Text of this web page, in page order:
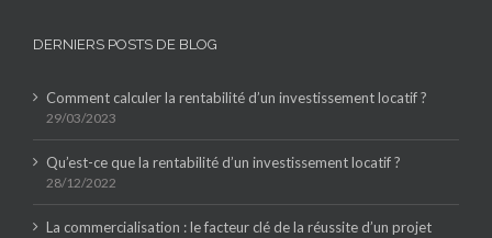
DERNIERS POSTS DE BLOG
Comment calculer la rentabilité d’un investissement locatif ?
29/03/2023
Qu’est-ce que la rentabilité d’un investissement locatif ?
28/12/2022
La commercialisation : le facteur clé de la réussite d’un projet